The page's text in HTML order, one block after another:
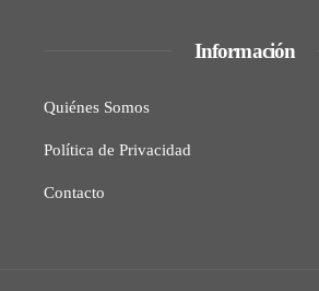
Información
Quiénes Somos
Política de Privacidad
Contacto